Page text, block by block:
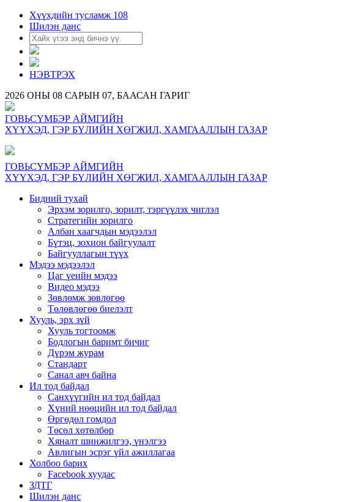
Хүүхдийн тусламж 108
Шилэн данс
НЭВТРЭХ
2026 ОНЫ 08 САРЫН 07, БААСАН ГАРИГ
ГОВЬСҮМБЭР АЙМГИЙН
ХҮҮХЭД, ГЭР БҮЛИЙН ХӨГЖИЛ, ХАМГААЛЛЫН ГАЗАР
ГОВЬСҮМБЭР АЙМГИЙН
ХҮҮХЭД, ГЭР БҮЛИЙН ХӨГЖИЛ, ХАМГААЛЛЫН ГАЗАР
Бидний тухай
Эрхэм зорилго, зорилт, тэргүүлэх чиглэл
Стратегийн зорилго
Албан хаагчдын мэдээлэл
Бүтэц, зохион байгуулалт
Байгууллагын түүх
Мэдээ мэдээлэл
Цаг үеийн мэдээ
Видео мэдээ
Зөвлөмж зөвлөгөө
Төлөвлөгөө биелэлт
Хууль, эрх зүй
Хууль тогтоомж
Бодлогын баримт бичиг
Дүрэм журам
Стандарт
Санал авч байна
Ил тод байдал
Санхүүгийн ил тод байдал
Хүний нөөцийн ил тод байдал
Өргөдөл гомдол
Төсөл хөтөлбөр
Хяналт шинжилгээ, үнэлгээ
Авлигын эсрэг үйл ажиллагаа
Холбоо барих
Facebook хуудас
ЗДТГ
Шилэн данс